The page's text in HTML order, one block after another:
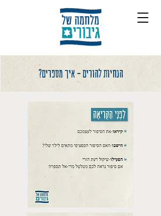
הנחיות להורים - איך מספרים?